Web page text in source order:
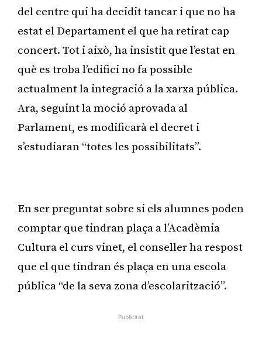
del centre qui ha decidit tancar i que no ha
estat el Departament el que ha retirat cap
concert. Tot i això, ha insistit que l’estat en
què es troba l’edifici no fa possible
actualment la integració a la xarxa pública.
Ara, seguint la moció aprovada al
Parlament, es modificarà el decret i
s’estudiaran “totes les possibilitats”.
En ser preguntat sobre si els alumnes poden
comptar que tindran plaça a l’Acadèmia
Cultura el curs vinet, el conseller ha respost
que el que tindran és plaça en una escola
pública “de la seva zona d’escolarització”.
Publicitat